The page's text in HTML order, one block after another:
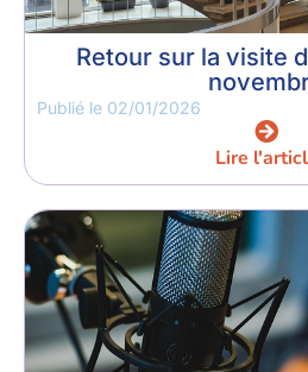
Retour sur la visite
Publié le 02/01/2026
Lire